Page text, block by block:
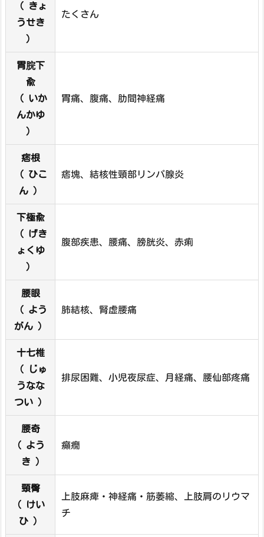
（ きょ
うせき
）
たくさん
胃脘下
兪
（ いか
んかゆ
）
胃痛、腹痛、肋間神経痛
痞根
（ ひこ
ん ）
痞塊、結核性頸部リンパ腺炎
下極兪
（ げき
ょくゆ
）
腹部疾患、腰痛、膀胱炎、赤痢
腰眼
（ よう
がん ）
肺結核、腎虚腰痛
十七椎
（ じゅ
うなな
つい ）
排尿困難、小児夜尿症、月経痛、腰仙部疼痛
腰奇
( よう
き )
癲癇
頸臀
( けい
ひ ）
上肢麻痺・神経痛・筋萎縮、上肢肩のリウマ
チ